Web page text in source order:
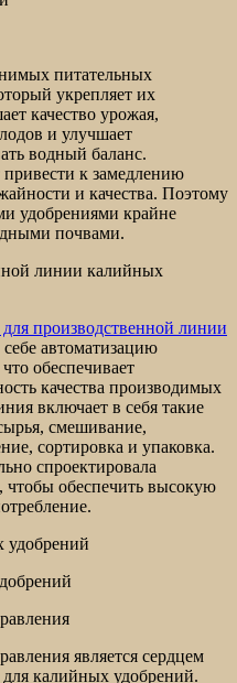
питательных
укрепляет их
качество урожая,
и улучшает
водный баланс.
к замедлению
и качества. Поэтому
удобрениями крайне
почвами.
линии калийных
производственной линии
автоматизацию
обеспечивает
качества производимых
включает в себя такие
смешивание,
сортировка и упаковка.
спроектировала
чтобы обеспечить высокую
является сердцем
калийных удобрений.